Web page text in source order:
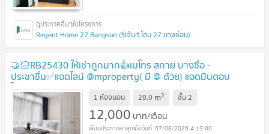
Regent Home 27 Bangson (รีเจ้นท์ โฮม 27 บางซ่อน)
🤝🏻RB25430 ให้เช่าถูกมาก👍เมโทร สกาย บางซื่อ -
ประชาชื่น✅แอดไลน์ @mproperty( มี @ ด้วย) แอดมินตอบ
ไว
1 ห้องนอน 28.0 m2 ชั้น2
12,000 บาท/เดือน
07/08/2026 4:19:00